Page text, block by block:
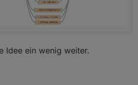
Idee ein wenig weiter.